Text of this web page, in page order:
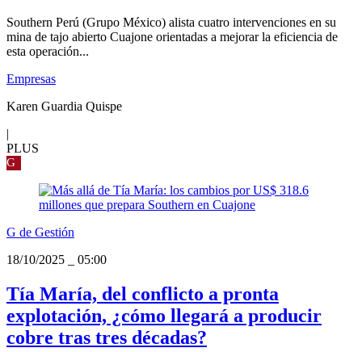
Southern Perú (Grupo México) alista cuatro intervenciones en su
mina de tajo abierto Cuajone orientadas a mejorar la eficiencia de
esta operación...
Empresas
Karen Guardia Quispe
|
PLUS
G
G de Gestión
18/10/2025
05:00
Tía María, del conflicto a pronta
explotación, ¿cómo llegará a producir
cobre tras tres décadas?